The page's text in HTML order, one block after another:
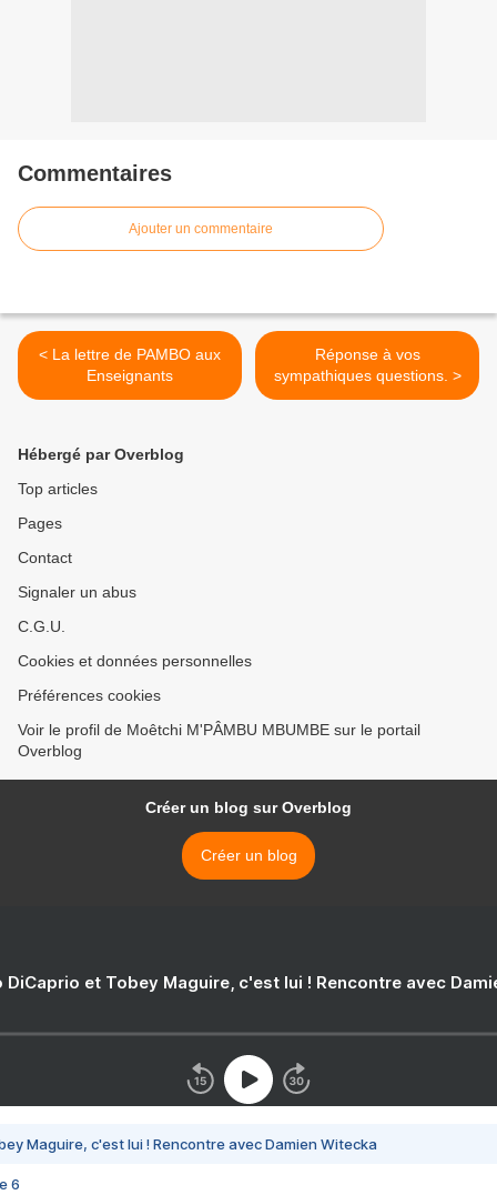
Commentaires
Ajouter un commentaire
< La lettre de PAMBO aux
Enseignants
Réponse à vos
sympathiques questions. >
Hébergé par Overblog
Top articles
Pages
Contact
Signaler un abus
C.G.U.
Cookies et données personnelles
Préférences cookies
Voir le profil de Moêtchi M'PÂMBU MBUMBE sur le portail
Overblog
Créer un blog sur Overblog
Créer un blog
DiCaprio et Tobey Maguire, c'est lui ! Rencontre avec
Maguire, c'est lui ! Rencontre avec Damien Witecka
6